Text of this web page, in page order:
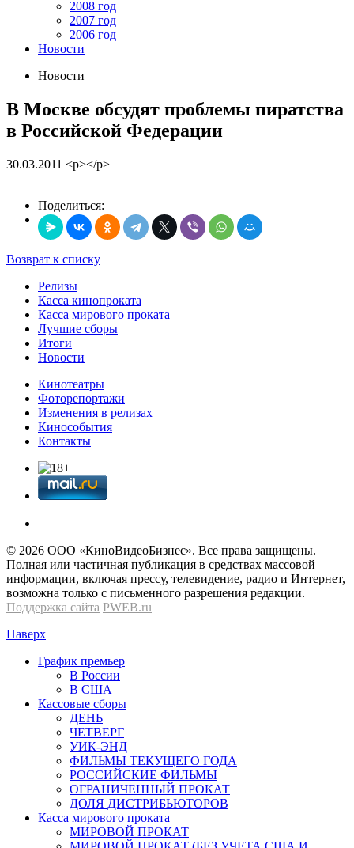
2008 год
2007 год
2006 год
Новости
Новости
В Москве обсудят проблемы пиратства
в Российской Федерации
30.03.2011 <p></p>
Поделиться:
Возврат к списку
Релизы
Касса кинопроката
Касса мирового проката
Лучшие сборы
Итоги
Новости
Кинотеатры
Фоторепортажи
Изменения в релизах
Кинособытия
Контакты
© 2026 OOО «КиноВидеоБизнес». Все права защищены.
Полная или частичная публикация в средствах массовой
информации, включая прессу, телевидение, радио и Интернет,
возможна только с письменного разрешения редакции.
Поддержка сайта PWEB.ru
Наверх
График премьер
В России
В США
Кассовые сборы
ДЕНЬ
ЧЕТВЕРГ
УИК-ЭНД
ФИЛЬМЫ ТЕКУЩЕГО ГОДА
РОССИЙСКИЕ ФИЛЬМЫ
ОГРАНИЧЕННЫЙ ПРОКАТ
ДОЛЯ ДИСТРИБЬЮТОРОВ
Касса мирового проката
МИРОВОЙ ПРОКАТ